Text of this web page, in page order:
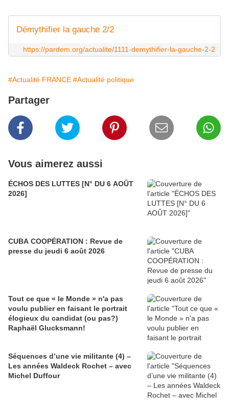
Démythifier la gauche 2/2
https://pardem.org/actualite/1111-demythifier-la-gauche-2-2
#Actualité FRANCE #Actualité politique
Partager
Vous aimerez aussi
ÉCHOS DES LUTTES [N° DU 6 AOÛT
2026]
CUBA COOPÉRATION : Revue de
presse du jeudi 6 août 2026
Tout ce que « le Monde » n'a pas
voulu publier en faisant le portrait
élogieux du candidat (ou pas?)
Raphaël Glucksmann!
Séquences d’une vie militante (4) –
Les années Waldeck Rochet – avec
Michel Duffour